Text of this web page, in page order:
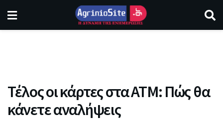
Τέλος οι κάρτες στα ΑΤΜ: Πώς θα
κάνετε αναλήψεις